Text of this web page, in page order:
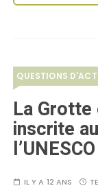
QUESTIONS
La Grotte
inscrite
l’UNESCO
IL Y A 12 ANS